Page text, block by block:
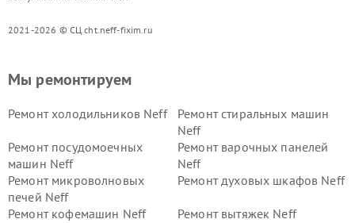
2021-2026 © СЦ cht.neff-fixim.ru
Мы ремонтируем
Ремонт холодильников Neff
Ремонт стиральных машин
Neff
Ремонт посудомоечных
машин Neff
Ремонт варочных панелей
Neff
Ремонт микроволновых
печей Neff
Ремонт духовых шкафов Neff
Ремонт кофемашин Neff Ремонт вытяжек Neff